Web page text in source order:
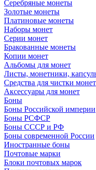
Серебряные монеты
Золотые монеты
Платиновые монеты
Наборы монет
Серии монет
Бракованные монеты
Копии монет
Альбомы для монет
Листы, монетники,
Средства для чистки монет
Аксессуары для монет
Боны
Боны Российской империи
Боны РСФСР
Боны СССР и РФ
Боны современной России
Иностранные боны
Почтовые марки
Блоки почтовых марок